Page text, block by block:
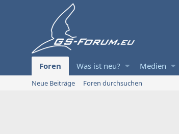
Foren Was ist neu? Medien
Neue Beiträge Foren durchsuchen